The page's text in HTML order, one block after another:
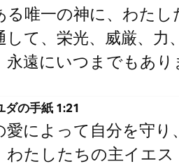
る唯一の神に、わた
して、栄光、威厳、力
永遠にいつまでもあり
ダの手紙 1:21
愛によって自分を守り
わたしたちの主イエ